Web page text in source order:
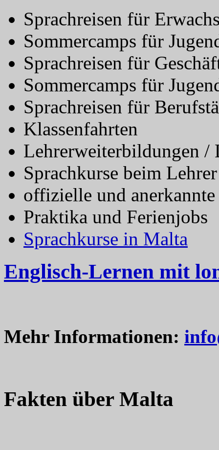
Sprachreisen für
Sommercamps für
Sprachreisen für
Sommercamps für
Sprachreisen für
Klassenfahrten
Lehrerweiterbildungen /
Sprachkurse beim
offizielle und
Praktika und Ferienjobs
Sprachkurse in Malta
Englisch-Lernen mit
Mehr Informationen:
Fakten über Malta